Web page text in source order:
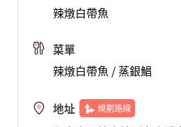
辣燉白帶魚
菜單
辣燉白帶魚 / 蒸銀鯧
地址 規劃路線